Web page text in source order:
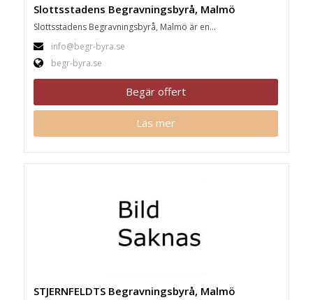
Slottsstadens Begravningsbyrå, Malmö
Slottsstadens Begravningsbyrå, Malmö är en...
info@begr-byra.se
begr-byra.se
Begär offert
Läs mer
STJERNFELDTS Begravningsbyrå, Malmö